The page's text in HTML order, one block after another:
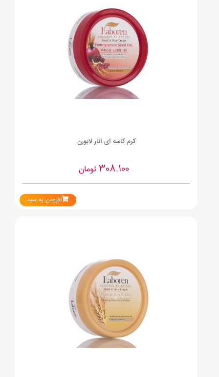
کرم کاسه ای انار لابورن
308,100تومان
افزودن به سبد